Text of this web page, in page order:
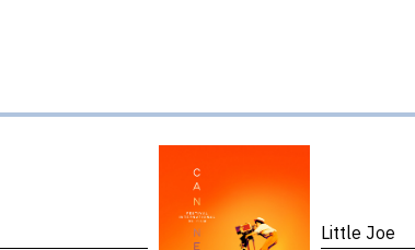
Little Joe